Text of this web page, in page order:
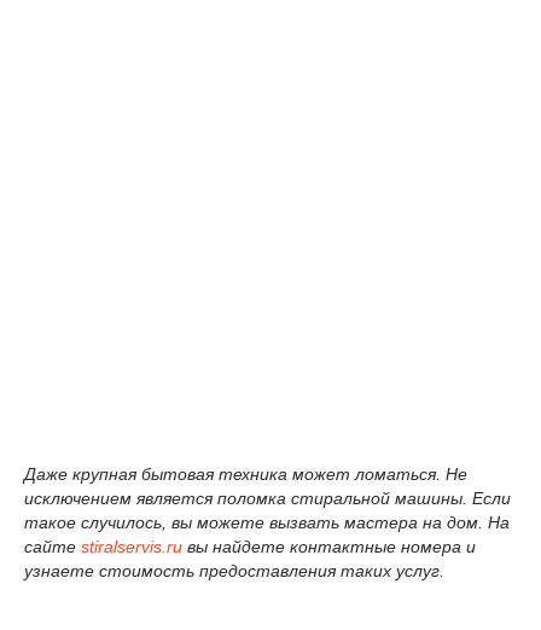
Даже крупная бытовая техника может ломаться. Не
исключением является поломка стиральной машины. Если
такое случилось, вы можете вызвать мастера на дом. На
сайте stiralservis.ru вы найдете контактные номера и
узнаете стоимость предоставления таких услуг.